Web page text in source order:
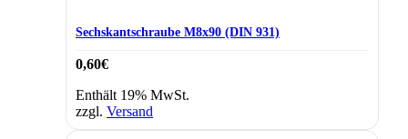
Sechskantschraube M8x90 (DIN 931)
0,60€
Enthält 19% MwSt.
zzgl. Versand